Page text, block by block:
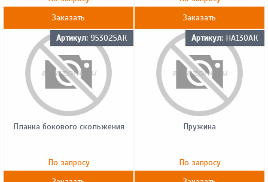
Заказать
Заказать
Артикул: 953025АК
Планка бокового скольжения
По запросу
Артикул: HA130АК
Пружина
По запросу